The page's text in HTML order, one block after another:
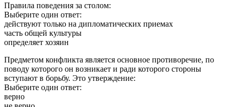
Правила поведения за столом:
Выберите один ответ:
действуют только на дипломатических приемах
часть общей культуры
определяет хозяин
Предметом конфликта является основное противоречие, по
поводу которого он возникает и ради которого стороны
вступают в борьбу. Это утверждение:
Выберите один ответ:
верно